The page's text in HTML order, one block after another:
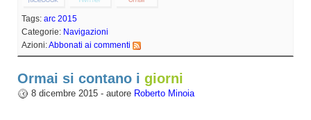
Tags: arc 2015
Categorie: Navigazioni
Azioni:Abbonati ai commenti
Ormai si contano i
8 dicembre 2015 - autore Roberto Minoia